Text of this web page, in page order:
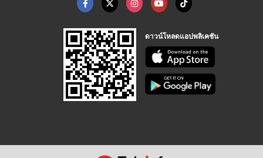
ดาวน์โหลดแอปพลิเคชัน